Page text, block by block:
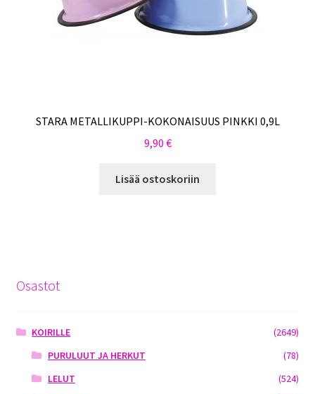
STARA METALLIKUPPI-KOKONAISUUS PINKKI 0,9L
9,90 €
Lisää ostoskoriin
Osastot
KOIRILLE
(2649)
PURULUUT JA HERKUT
(78)
LELUT
(524)